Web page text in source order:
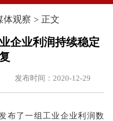
体观察 > 正文
企业利润持续稳定
发布时间：2020-12-29
布了一组工业企业利润数